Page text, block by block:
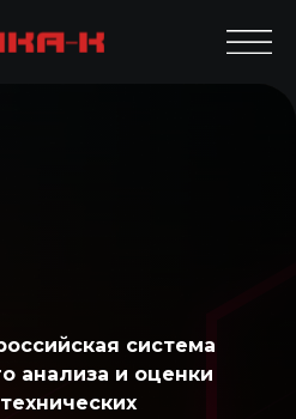
система
анализа и оценки